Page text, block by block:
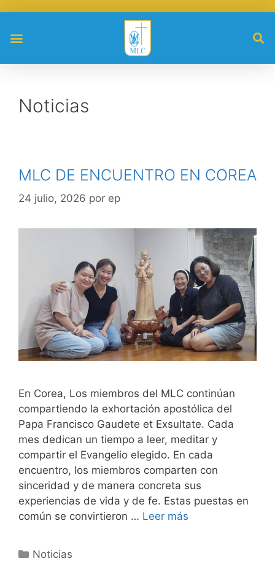
Noticias
MLC DE ENCUENTRO EN COREA
24 julio, 2026 por ep
En Corea, Los miembros del MLC continúan
compartiendo la exhortación apostólica del
Papa Francisco Gaudete et Exsultate. Cada
mes dedican un tiempo a leer, meditar y
compartir el Evangelio elegido. En cada
encuentro, los miembros comparten con
sinceridad y de manera concreta sus
experiencias de vida y de fe. Estas puestas en
común se convirtieron … Leer más
Noticias